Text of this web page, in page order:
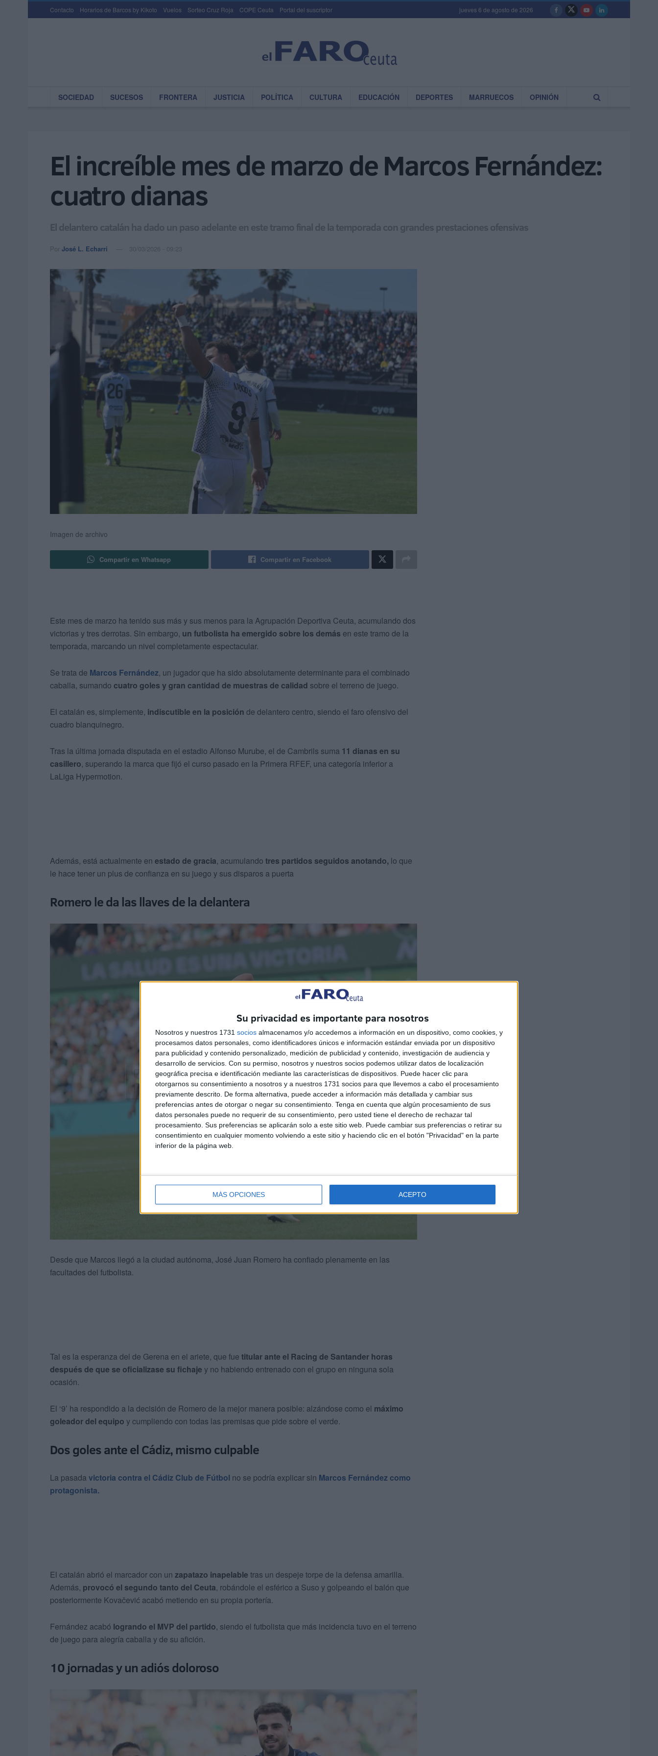
Su privacidad es importante para nosotros
Nosotros y nuestros 1731 socios almacenamos y/o accedemos a información en un dispositivo, como cookies, y
procesamos datos personales, como identificadores únicos e información estándar enviada por un dispositivo
para publicidad y contenido personalizado, medición de publicidad y contenido, investigación de audiencia y
desarrollo de servicios. Con su permiso, nosotros y nuestros socios podemos utilizar datos de localización
geográfica precisa e identificación mediante las características de dispositivos. Puede hacer clic para
otorgarnos su consentimiento a nosotros y a nuestros 1731 socios para que llevemos a cabo el procesamiento
previamente descrito. De forma alternativa, puede acceder a información más detallada y cambiar sus
preferencias antes de otorgar o negar su consentimiento. Tenga en cuenta que algún procesamiento de sus
datos personales puede no requerir de su consentimiento, pero usted tiene el derecho de rechazar tal
procesamiento. Sus preferencias se aplicarán solo a este sitio web. Puede cambiar sus preferencias o retirar su
consentimiento en cualquier momento volviendo a este sitio y haciendo clic en el botón "Privacidad" en la parte
inferior de la página web.
MÁS OPCIONES ACEPTO
Contacto Horarios de Barcos by Kikoto Vuelos Sorteo Cruz Roja COPE Ceuta Portal del suscriptor jueves 6 de agosto de 2026
SOCIEDAD SUCESOS FRONTERA JUSTICIA POLÍTICA CULTURA EDUCACIÓN DEPORTES MARRUECOS OPINIÓN
El increíble mes de marzo de Marcos Fernández:
cuatro dianas
El delantero catalán ha dado un paso adelante en este tramo final de la temporada con grandes prestaciones ofensivas
Por José L. Echarri 30/03/2026 - 09:23
Imagen de archivo
Compartir en Whatsapp Compartir en Facebook
Este mes de marzo ha tenido sus más y sus menos para la Agrupación Deportiva Ceuta, acumulando dos
victorias y tres derrotas. Sin embargo, un futbolista ha emergido sobre los demás en este tramo de la
temporada, marcando un nivel completamente espectacular.
Se trata de Marcos Fernández, un jugador que ha sido absolutamente determinante para el combinado
caballa, sumando cuatro goles y gran cantidad de muestras de calidad sobre el terreno de juego.
El catalán es, simplemente, indiscutible en la posición de delantero centro, siendo el faro ofensivo del
cuadro blanquinegro.
Tras la última jornada disputada en el estadio Alfonso Murube, el de Cambrils suma 11 dianas en su
casillero, superando la marca que fijó el curso pasado en la Primera RFEF, una categoría inferior a
LaLiga Hypermotion.
Además, está actualmente en estado de gracia, acumulando tres partidos seguidos anotando, lo que
le hace tener un plus de confianza en su juego y sus disparos a puerta
Romero le da las llaves de la delantera
Desde que Marcos llegó a la ciudad autónoma, José Juan Romero ha confiado plenamente en las
facultades del futbolista.
Tal es la esperanza del de Gerena en el ariete, que fue titular ante el Racing de Santander horas
después de que se oficializase su fichaje y no habiendo entrenado con el grupo en ninguna sola
ocasión.
El ‘9’ ha respondido a la decisión de Romero de la mejor manera posible: alzándose como el máximo
goleador del equipo y cumpliendo con todas las premisas que pide sobre el verde.
Dos goles ante el Cádiz, mismo culpable
La pasada victoria contra el Cádiz Club de Fútbol no se podría explicar sin Marcos Fernández como
protagonista.
El catalán abrió el marcador con un zapatazo inapelable tras un despeje torpe de la defensa amarilla.
Además, provocó el segundo tanto del Ceuta, robándole el esférico a Suso y golpeando el balón que
posteriormente Kovačević acabó metiendo en su propia portería.
Fernández acabó logrando el MVP del partido, siendo el futbolista que más incidencia tuvo en el terreno
de juego para alegría caballa y de su afición.
10 jornadas y un adiós doloroso